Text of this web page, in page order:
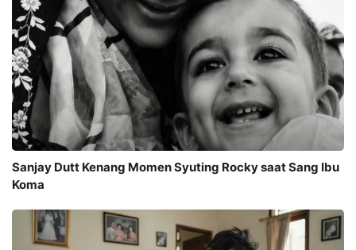
Sanjay Dutt Kenang Momen Syuting Rocky saat Sang Ibu
Koma